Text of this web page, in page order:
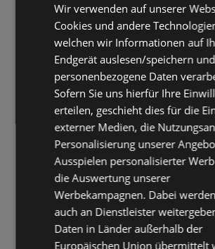
Wir verwenden auf unserer
Cookies und andere
welchen wir Informationen auf
Endgerät auslesen/speichern und
personenbezogene Daten
Sofern Sie uns hierfür Ihre
erteilen, geschieht dies für die
externer Medien, die
Personalisierung unserer
Ausspielen personalisierter
die Auswertung unserer
Werbekampagnen. Dabei
auch an Dienstleister
Daten in Länder außerhalb der
Europäischen Union übermittelt